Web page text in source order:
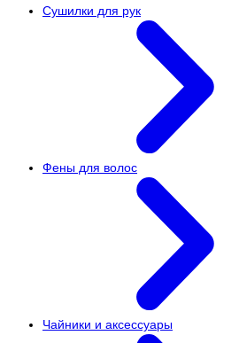
Сушилки для рук
Фены для волос
Чайники и аксессуары